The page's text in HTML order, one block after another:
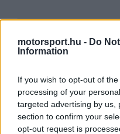
motorsport.hu - Do
Information
If you wish to opt-out of
processing of your
targeted advertising by us,
section to confirm your
opt-out request is
This
a
modal
window.
The media could
the server or network